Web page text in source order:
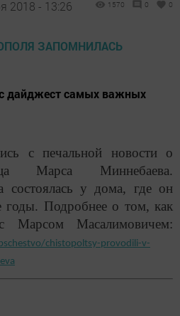
2018 - 13:26 1570 0 0
дайджест самых важных
с печальной новости о
Марса Миннебаева.
состоялась у дома, где он
годы. Подробнее о том, как
Марсом Масалимовичем:
chistopoltsy-provodili-v-